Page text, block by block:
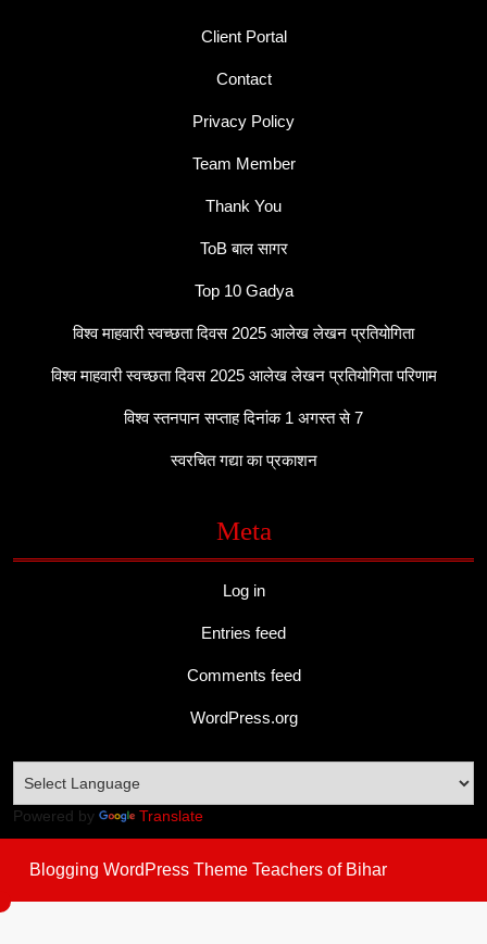
Client Portal
Contact
Privacy Policy
Team Member
Thank You
ToB बाल सागर
Top 10 Gadya
विश्व माहवारी स्वच्छता दिवस 2025 आलेख लेखन प्रतियोगिता
विश्व माहवारी स्वच्छता दिवस 2025 आलेख लेखन प्रतियोगिता परिणाम
विश्व स्तनपान सप्ताह दिनांक 1 अगस्त से 7
स्वरचित गद्या का प्रकाशन
Meta
Log in
Entries feed
Comments feed
WordPress.org
Powered by Translate
Blogging WordPress Theme Teachers of Bihar